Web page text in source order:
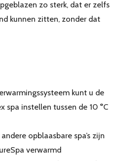
zo sterk, dat er zelfs
kunnen zitten, zonder dat
kunt u de
spa instellen tussen de 10 °C
opblaasbare spa’s zijn
verwarmd